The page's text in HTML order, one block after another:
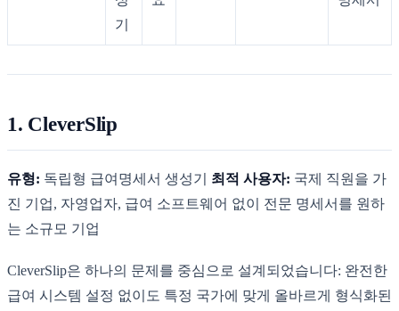
기
1. CleverSlip
유형: 독립형 급여명세서 생성기 최적 사용자: 국제 직원을 가
진 기업, 자영업자, 급여 소프트웨어 없이 전문 명세서를 원하
는 소규모 기업
CleverSlip은 하나의 문제를 중심으로 설계되었습니다: 완전한
급여 시스템 설정 없이도 특정 국가에 맞게 올바르게 형식화된